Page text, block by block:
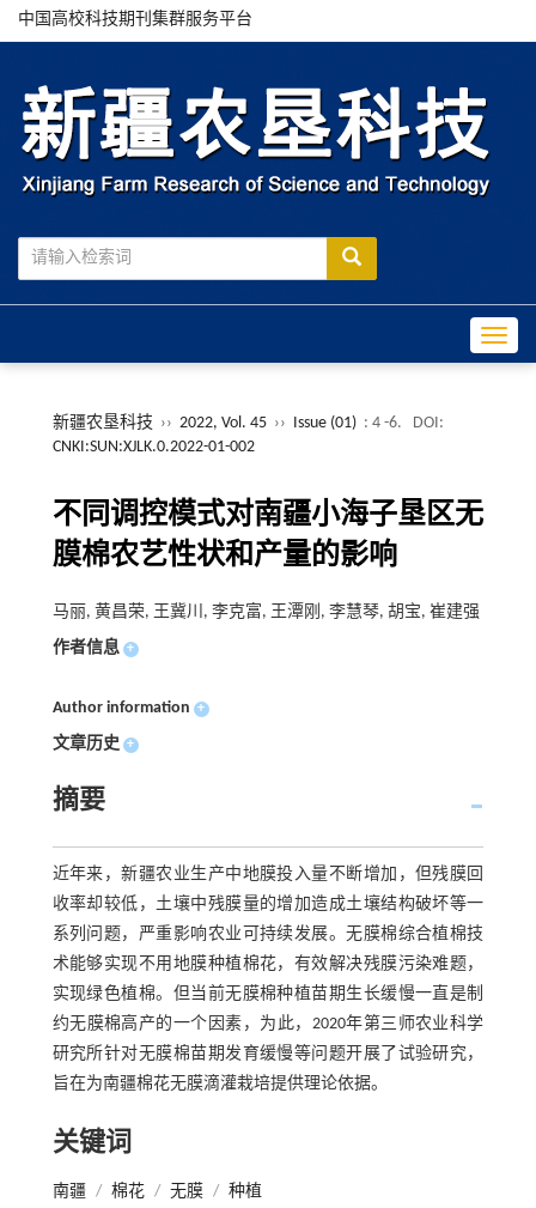
中国高校科技期刊集群服务平台
新疆农垦科技 ›› 2022, Vol. 45 ›› Issue (01) : 4 -6.
DOI:
CNKI:SUN:XJLK.0.2022-01-002
不同调控模式对南疆小海子垦区无
膜棉农艺性状和产量的影响
马丽, 黄昌荣, 王冀川, 李克富, 王潭刚, 李慧琴, 胡宝, 崔建强
作者信息 +
Author information +
文章历史 +
摘要
近年来，新疆农业生产中地膜投入量不断增加，但残膜回
收率却较低，土壤中残膜量的增加造成土壤结构破坏等一
系列问题，严重影响农业可持续发展。无膜棉综合植棉技
术能够实现不用地膜种植棉花，有效解决残膜污染难题，
实现绿色植棉。但当前无膜棉种植苗期生长缓慢一直是制
约无膜棉高产的一个因素，为此，2020年第三师农业科学
研究所针对无膜棉苗期发育缓慢等问题开展了试验研究，
旨在为南疆棉花无膜滴灌栽培提供理论依据。
关键词
南疆 / 棉花 / 无膜 / 种植